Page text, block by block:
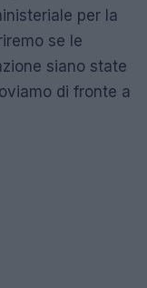
per la
se le
siano state
di fronte a